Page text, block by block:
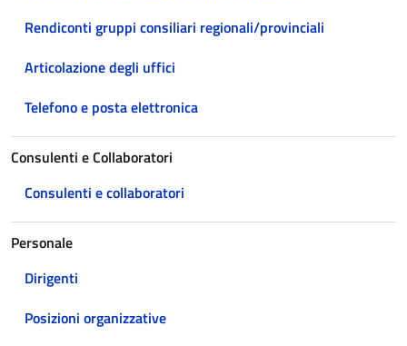
Rendiconti gruppi consiliari regionali/provinciali
Articolazione degli uffici
Telefono e posta elettronica
Consulenti e Collaboratori
Consulenti e collaboratori
Personale
Dirigenti
Posizioni organizzative